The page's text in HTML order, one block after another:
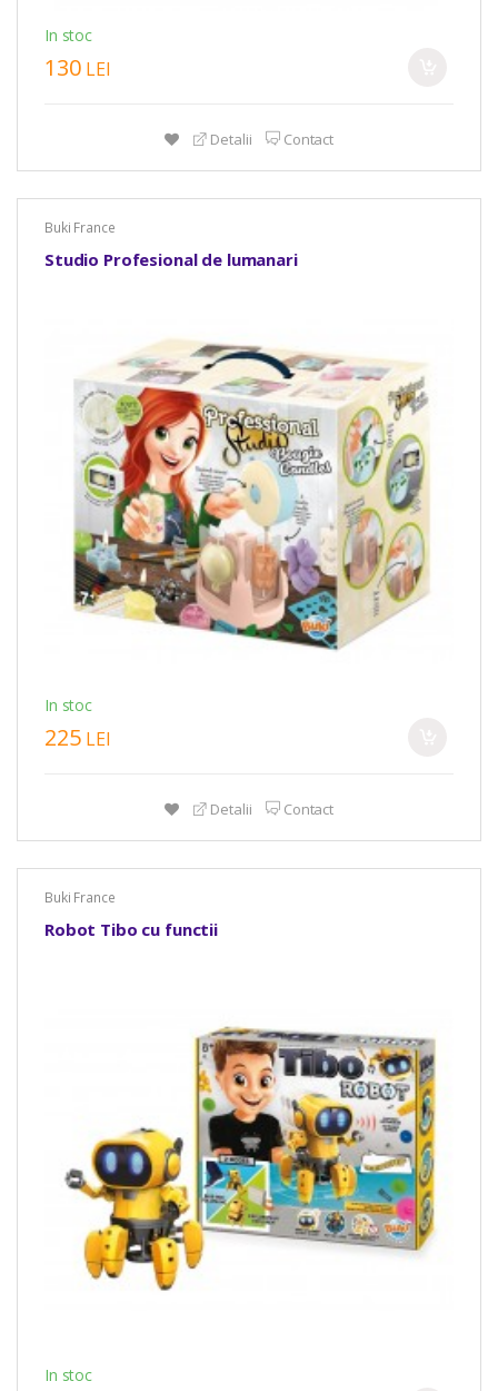
In stoc
130 LEI
Detalii Contact
Buki France
Studio Profesional de lumanari
In stoc
225 LEI
Detalii Contact
Buki France
Robot Tibo cu functii
In stoc